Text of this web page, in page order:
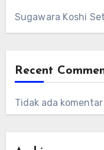
Sugawara Koshi
Recent
Tidak ada